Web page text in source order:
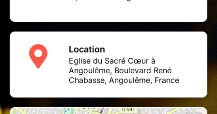
Location
Eglise du Sacré Cœur à
Angoulême, Boulevard René
Chabasse, Angoulême, France